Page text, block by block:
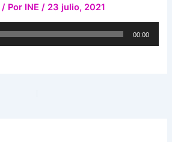
/ Por INE/ 23 julio, 2021
00:00